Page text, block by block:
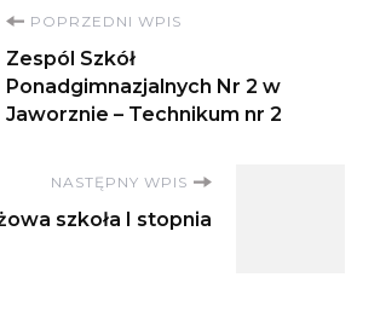
POPRZEDNI WPIS
Zespól Szkół
Ponadgimnazjalnych Nr 2 w
Jaworznie – Technikum nr 2
NASTĘPNY WPIS
szkoła I stopnia